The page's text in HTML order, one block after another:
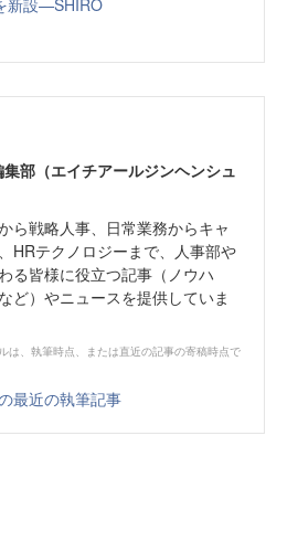
部（エイチアールジンヘンシュ
ら戦略人事、日常業務からキャ
HRテクノロジーまで、人事部や
る皆様に役立つ記事（ノウハ
ど）やニュースを提供していま
は、執筆時点、または直近の記事の寄稿時点で
最近の執筆記事